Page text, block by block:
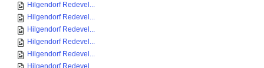
Hilgendorf Redevel...
Hilgendorf Redevel...
Hilgendorf Redevel...
Hilgendorf Redevel...
Hilgendorf Redevel...
Hilgendorf Redevel...